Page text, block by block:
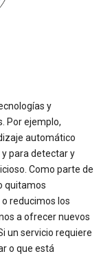
y
Por ejemplo,
automático
para detectar y
Como parte de
quitamos
reducimos los
a ofrecer nuevos
un servicio requiere
o que está